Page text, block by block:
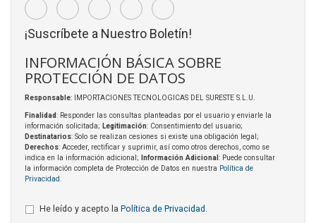
¡Suscríbete a Nuestro Boletín!
INFORMACIÓN BÁSICA SOBRE
PROTECCIÓN DE DATOS
Responsable: IMPORTACIONES TECNOLOGICAS DEL SURESTE S.L.U.
Finalidad: Responder las consultas planteadas por el usuario y enviarle la
información solicitada; Legitimación: Consentimiento del usuario;
Destinatarios: Solo se realizan cesiones si existe una obligación legal;
Derechos: Acceder, rectificar y suprimir, así como otros derechos, como se
indica en la información adicional;
Información Adicional : Puede consultar
la información completa de Protección de Datos en nuestra Política de
Privacidad
He leído y acepto la Política de Privacidad